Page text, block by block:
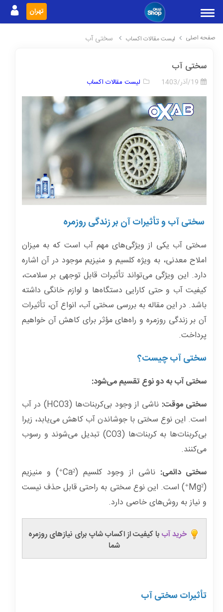
تهران
صفحه اصلی لیست مقالات اکساب سختی آب
سختی آب
لیست مقالات اکساب
سختی آب و تأثیرات آن بر زندگی روزمره
سختی آب یکی از ویژگی‌های مهم آب است که به میزان
املاح معدنی، به ویژه کلسیم و منیزیم موجود در آن اشاره
دارد. این ویژگی می‌تواند تأثیرات قابل توجهی بر سلامت،
کیفیت آب و حتی کارایی دستگاه‌ها و لوازم خانگی داشته
باشد. در این مقاله به بررسی سختی آب، انواع آن، تأثیرات
آن بر زندگی روزمره و راه‌های مؤثر برای کاهش آن خواهیم
پرداخت.
سختی آب چیست؟
سختی آب به دو نوع تقسیم می‌شود:
سختی موقت:
ناشی از وجود بی‌کربنات‌ها (HCO3) در آب
است. این نوع سختی با جوشاندن آب کاهش می‌یابد، زیرا
بی‌کربنات‌ها به کربنات‌ها (CO3) تبدیل می‌شوند و رسوب
می‌کنند.
سختی دائمی:
ناشی از وجود کلسیم (Ca²⁺) و منیزیم
(Mg²⁺) است. این نوع سختی به راحتی قابل حذف نیست
و نیاز به روش‌های خاصی دارد.
خرید آب با کیفیت از اکساب شاپ برای نیازهای روزمره
شما
تأثیرات سختی آب